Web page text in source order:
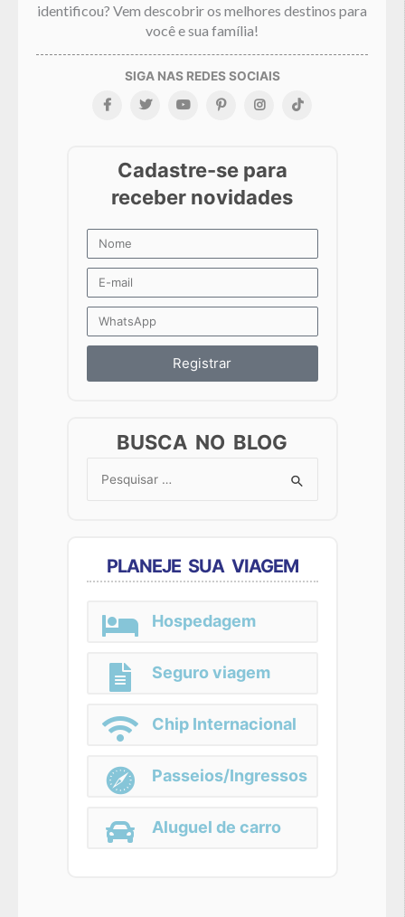
identificou? Vem descobrir os melhores destinos para
você e sua família!
Registrar
BUSCA NO BLOG
Search
PLANEJE SUA VIAGEM
Hospedagem
Seguro viagem
Chip Internacional
Passeios/Ingressos
Aluguel de carro